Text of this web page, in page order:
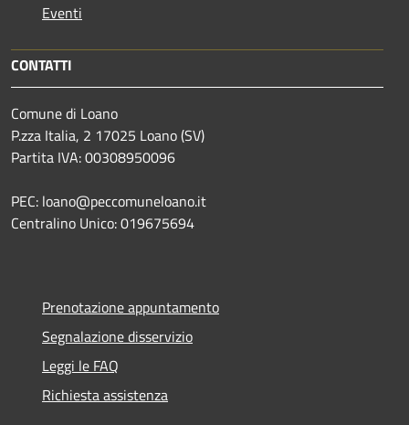
Eventi
CONTATTI
Comune di Loano
P.zza Italia, 2 17025 Loano (SV)
Partita IVA: 00308950096
PEC: loano@peccomuneloano.it
Centralino Unico: 019675694
Prenotazione appuntamento
Segnalazione disservizio
Leggi le FAQ
Richiesta assistenza